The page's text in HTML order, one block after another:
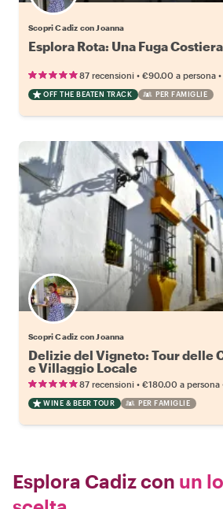
Scopri Cadiz con Joanna
Esplora Rota: Una Fuga
87 recensioni • €90.00 a persona •
OFF THE BEATEN TRACK PER FAMIGLIE
Scopri Cadiz con Joanna
Delizie del Vigneto: Tour delle
e Villaggio Locale
87 recensioni • €180.00 a persona
WINE & BEER TOUR PER FAMIGLIE
Esplora Cadiz con un